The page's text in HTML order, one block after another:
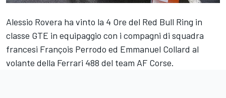
Alessio Rovera ha vinto la 4 Ore del Red Bull Ring in
classe GTE in equipaggio con i compagni di squadra
francesi François Perrodo ed Emmanuel Collard al
volante della Ferrari 488 del team AF Corse.